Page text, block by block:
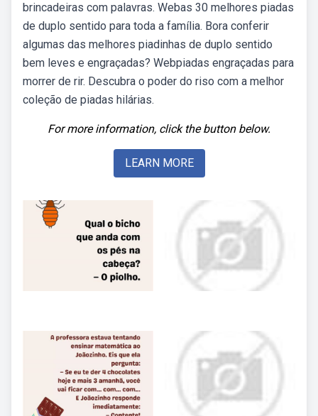
brincadeiras com palavras. Webas 30 melhores piadas
de duplo sentido para toda a família. Bora conferir
algumas das melhores piadinhas de duplo sentido
bem leves e engraçadas? Webpiadas engraçadas para
morrer de rir. Descubra o poder do riso com a melhor
coleção de piadas hilárias.
For more information, click the button below.
LEARN MORE